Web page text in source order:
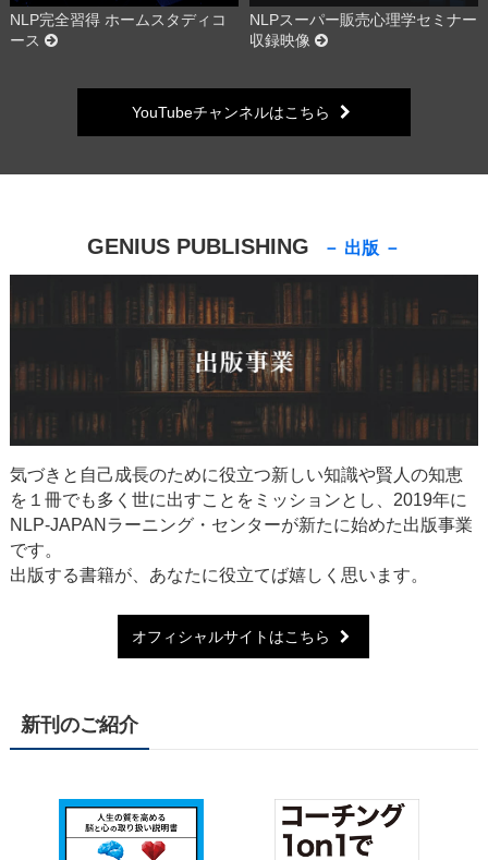
NLP完全習得 ホームスタディコ
ース
NLPスーパー販売心理学セミナー
収録映像
YouTubeチャンネルはこちら
GENIUS PUBLISHING － 出版 －
気づきと自己成長のために役立つ新しい知識や賢人の知恵
を１冊でも多く世に出すことをミッションとし、2019年に
NLP-JAPANラーニング・センターが新たに始めた出版事業
です。
出版する書籍が、あなたに役立てば嬉しく思います。
オフィシャルサイトはこちら
新刊のご紹介